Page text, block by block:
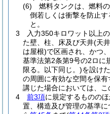
(6)
燃料タンクは、燃料
倒若しくは衝撃を防止
と。
3
入力350キロワット以上
た壁、柱、床及び天井(天
は屋根)で区画され、かつ
基準法第2条第9号の2ロに
限る。以下同じ。)を設け
の周囲に有効な空間を保
講じた場合においては、こ
4
前3項に規定するものの
置、構造及び管理の基準に